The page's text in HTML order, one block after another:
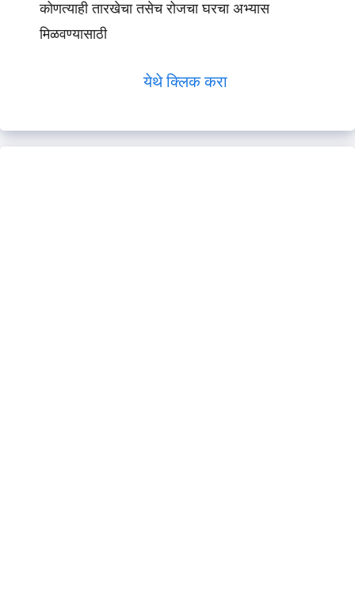
कोणत्याही तारखेचा तसेच रोजचा घरचा अभ्यास
मिळवण्यासाठी
येथे क्लिक करा